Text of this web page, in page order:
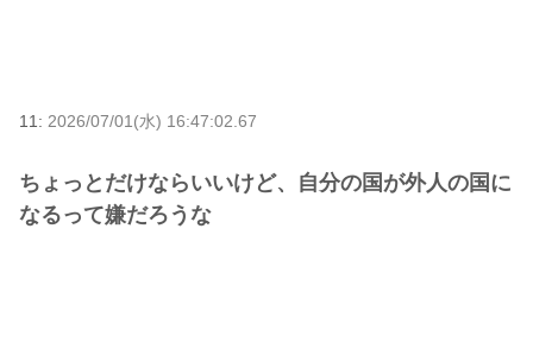
11: 2026/07/01(水) 16:47:02.67
ちょっとだけならいいけど、自分の国が外人の国に
なるって嫌だろうな